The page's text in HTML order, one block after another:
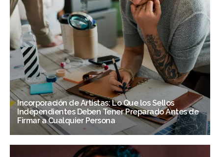
Incorporación de Artistas: Lo Que los Sellos
Independientes Deben Tener Preparado Antes de
Firmar a Cualquier Persona